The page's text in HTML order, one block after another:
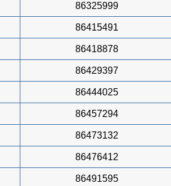
86325999
86415491
86418878
86429397
86444025
86457294
86473132
86476412
86491595